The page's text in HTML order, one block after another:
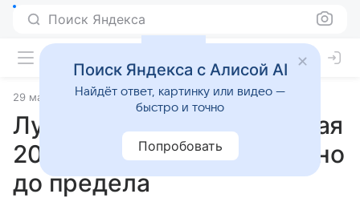
Поиск Яндекса
29 мая 2025 Статьи
Лунный гороскоп на 30 мая
2025 года: чутье обострено
до предела
Поиск Яндекса с Алисой AI
Найдёт ответ, картинку или видео —
быстро и точно
Попробовать